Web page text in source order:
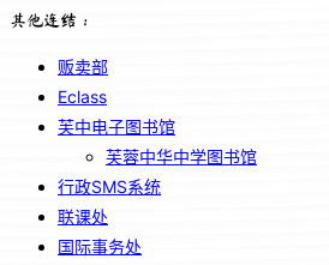
其他连结：
贩卖部
Eclass
芙中电子图书馆
芙蓉中华中学图书馆
行政SMS系统
联课处
国际事务处